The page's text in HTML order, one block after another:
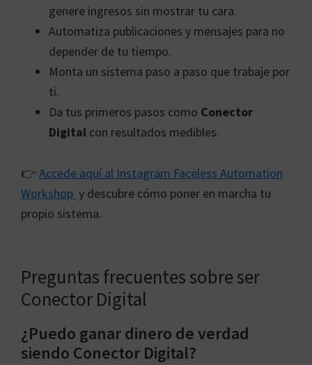
genere ingresos sin mostrar tu cara.
Automatiza publicaciones y mensajes para no
depender de tu tiempo.
Monta un sistema paso a paso que trabaje por
ti.
Da tus primeros pasos como Conector
Digital con resultados medibles.
👉Accede aquí al Instagram Faceless Automation
Workshop y descubre cómo poner en marcha tu
propio sistema.
Preguntas frecuentes sobre ser
Conector Digital
¿Puedo ganar dinero de verdad
siendo Conector Digital?